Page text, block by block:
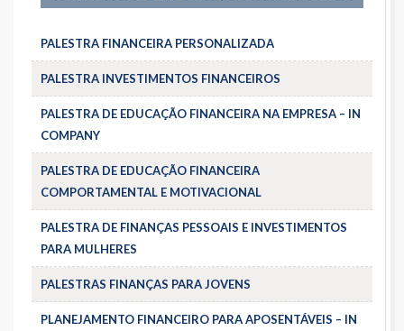
PALESTRA FINANCEIRA PERSONALIZADA
PALESTRA INVESTIMENTOS FINANCEIROS
PALESTRA DE EDUCAÇÃO FINANCEIRA NA EMPRESA – IN
COMPANY
PALESTRA DE EDUCAÇÃO FINANCEIRA
COMPORTAMENTAL E MOTIVACIONAL
PALESTRA DE FINANÇAS PESSOAIS E INVESTIMENTOS
PARA MULHERES
PALESTRAS FINANÇAS PARA JOVENS
PLANEJAMENTO FINANCEIRO PARA APOSENTÁVEIS – IN